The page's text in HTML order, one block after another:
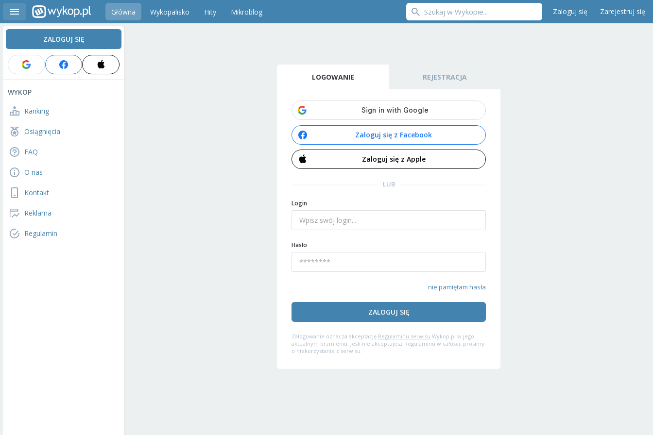
Główna Wykopalisko Hity Mikroblog Zaloguj się Zarejestruj się
ZALOGUJ SIĘ
WYKOP
Ranking
Osiągnięcia
FAQ
O nas
Kontakt
Reklama
Regulamin
LOGOWANIE REJESTRACJA
Zaloguj się z Facebook
Zaloguj się z Apple
LUB
Login
Hasło
nie pamiętam hasła
ZALOGUJ SIĘ
Zalogowanie oznacza akceptację Regulaminu serwisu Wykop.pl w jego
aktualnym brzmieniu. Jeśli nie akceptujesz Regulaminu w całości, prosimy
o niekorzystanie z serwisu.